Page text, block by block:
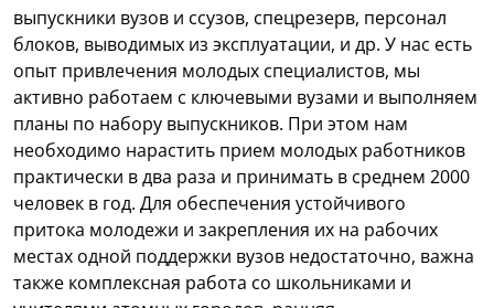
выпускники вузов и ссузов, спецрезерв, персонал
блоков, выводимых из эксплуатации, и др. У нас есть
опыт привлечения молодых специалистов, мы
активно работаем с ключевыми вузами и выполняем
планы по набору выпускников. При этом нам
необходимо нарастить прием молодых работников
практически в два раза и принимать в среднем 2000
человек в год. Для обеспечения устойчивого
притока молодежи и закрепления их на рабочих
местах одной поддержки вузов недостаточно, важна
также комплексная работа со школьниками и